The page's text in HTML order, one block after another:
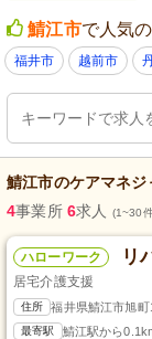
鯖江市で人気
福井市 越前市
鯖江市のケアマネジ
4事業所 6求人 (1~30
ハローワーク リ
居宅介護支援
住所 福井県鯖江市旭
最寄駅 鯖江駅から